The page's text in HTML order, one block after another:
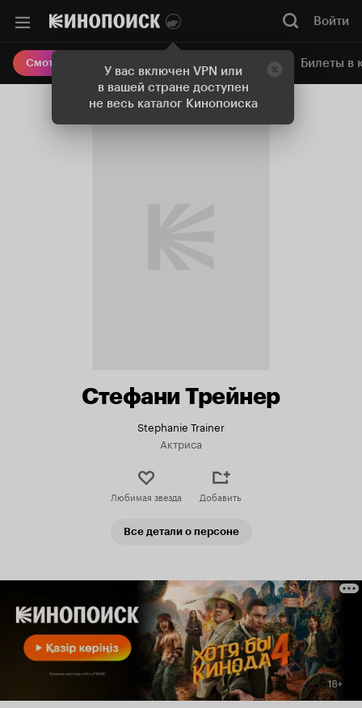
У вас включен VPN или
в вашей стране доступен
не весь каталог Кинопоиска
Войти
Смотреть кино Онлайн-кинотеатр Билеты в
Стефани Трейнер
Stephanie Trainer
Актриса
Любимая звезда Добавить
Все детали о персоне